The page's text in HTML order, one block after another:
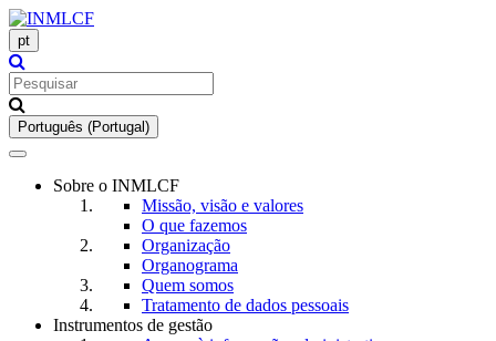
pt
Português (Portugal)
Toggle
navigationSobre o INMLCF
Missão, visão e valores
O que fazemos
Organização
Organograma
Quem somos
Tratamento de dados pessoais
Instrumentos de gestão